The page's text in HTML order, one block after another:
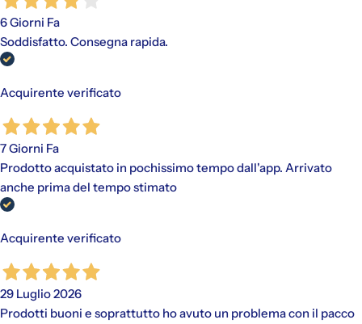
6 Giorni Fa
Soddisfatto. Consegna rapida.
Acquirente verificato
7 Giorni Fa
Prodotto acquistato in pochissimo tempo dall'app. Arrivato
anche prima del tempo stimato
Acquirente verificato
29 Luglio 2026
Prodotti buoni e soprattutto ho avuto un problema con il pacco